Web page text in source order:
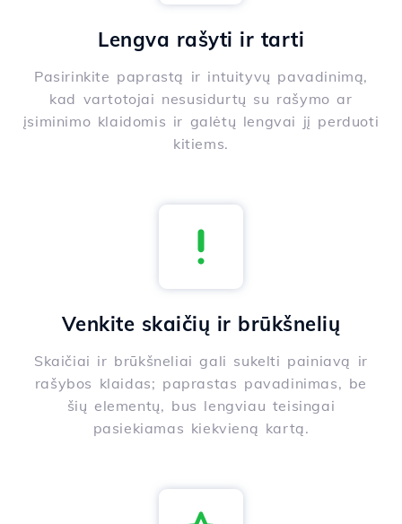
Lengva rašyti ir tarti
Pasirinkite paprastą ir intuityvų pavadinimą,
kad vartotojai nesusidurtų su rašymo ar
įsiminimo klaidomis ir galėtų lengvai jį perduoti
kitiems.
Venkite skaičių ir brūkšnelių
Skaičiai ir brūkšneliai gali sukelti painiavą ir
rašybos klaidas; paprastas pavadinimas, be
šių elementų, bus lengviau teisingai
pasiekiamas kiekvieną kartą.